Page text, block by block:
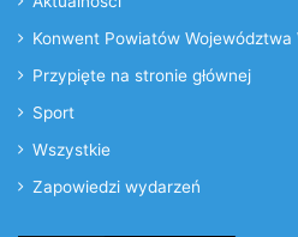
Konwent Powiatów Województwa
Przypięte na stronie głównej
Sport
Wszystkie
Zapowiedzi wydarzeń